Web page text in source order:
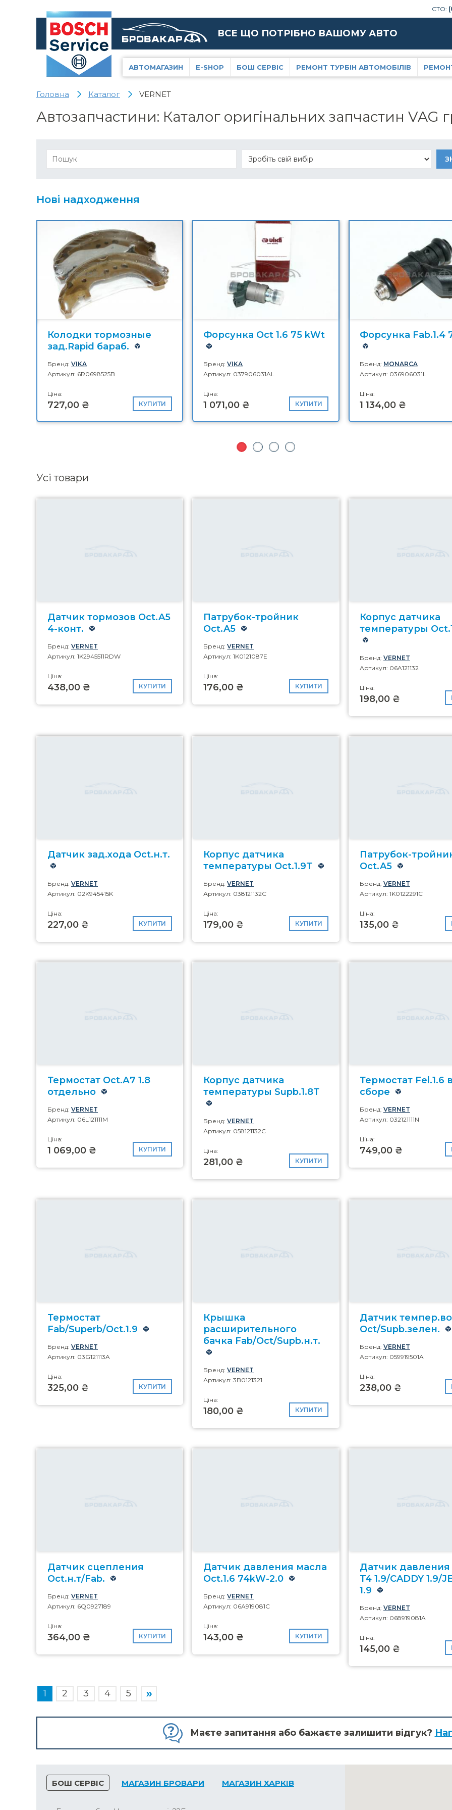
СТО:
ВСЕ ЩО ПОТРІБНО ВАШОМУ АВТО
АВТОМАГАЗИН E-SHOP БОШ СЕРВІС РЕМОНТ ТУРБІН АВТОМОБІЛІВ
Головна Каталог VERNET
Автозапчастини: Каталог оригінальних запчастин VAG
Нові надходження
Колодки тормозные
зад.Rapid бараб.
Бренд: VIKA
Артикул: 6R0698525B
Ціна:
727,00 ₴ КУПИТИ
Форсунка Oct 1.6 75 kWt
Бренд:VIKA
Артикул: 037906031AL
Ціна:
1 071,00 ₴ КУПИТИ
Форсунка Fab.1.4
Бренд: MONARCA
Артикул: 036906031L
Ціна:
1 134,00 ₴
Усі товари
Датчик тормозов Oct.A5
4-конт.
Бренд: VERNET
Артикул: 1K2945511RDW
Ціна:
438,00 ₴ КУПИТИ
Патрубок-тройник
Oct.A5
Бренд:VERNET
Артикул: 1K0121087E
Ціна:
176,00 ₴ КУПИТИ
Корпус датчика
температуры
Бренд: VERNET
Артикул: 06A121132
Ціна:
198,00 ₴
Датчик зад.хода Oct.н.т.
Бренд: VERNET
Артикул: 02K945415K
Ціна:
227,00 ₴ КУПИТИ
Корпус датчика
температуры Oct.1.9T
Бренд:VERNET
Артикул: 038121132C
Ціна:
179,00 ₴ КУПИТИ
Патрубок-
Oct.A5
Бренд: VERNET
Артикул: 1K0122291C
Ціна:
135,00 ₴
Термостат Oct.А7 1.8
отдельно
Бренд: VERNET
Артикул: 06L121111M
Ціна:
1 069,00 ₴ КУПИТИ
Корпус датчика
температуры Supb.1.8Т
Бренд:VERNET
Артикул: 058121132C
Ціна:
281,00 ₴ КУПИТИ
Термостат Fel.1.6 в
сборе
Бренд: VERNET
Артикул: 032121111N
Ціна:
749,00 ₴
Термостат
Fab/Superb/Oct.1.9
Бренд: VERNET
Артикул: 03G121113A
Ціна:
325,00 ₴ КУПИТИ
Крышка
расширительного
бачка Fab/Oct/Supb.н.т.
Бренд:VERNET
Артикул: 3B0121321
Ціна:
180,00 ₴ КУПИТИ
Датчик
Oct/Supb.зелен.
Бренд: VERNET
Артикул: 059919501A
Ціна:
238,00 ₴
Датчик сцепления
Oct.н.т/Fab.
Бренд: VERNET
Артикул: 6Q0927189
Ціна:
364,00 ₴ КУПИТИ
Датчик давления масла
Oct.1.6 74kW-2.0
Бренд:VERNET
Артикул: 06A919081C
Ціна:
143,00 ₴ КУПИТИ
Датчик давления
T4 1.9/CADDY 1.9/
1.9
Бренд: VERNET
Артикул: 068919081A
Ціна:
145,00 ₴
1 2 3 4 5
Маєте запитання або бажаєте залишити відгук?
БОШ СЕРВІС МАГАЗИН БРОВАРИ МАГАЗИН ХАРКІВ